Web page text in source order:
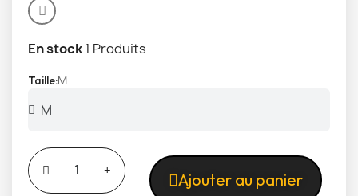
En stock1 Produits
Taille M
Ajouter au panier